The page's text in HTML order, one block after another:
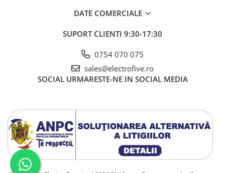
DATE COMERCIALE
SUPORT CLIENTI 9:30-17:30
0754 070 075
sales@electrofive.ro
SOCIAL URMARESTE-NE IN SOCIAL MEDIA